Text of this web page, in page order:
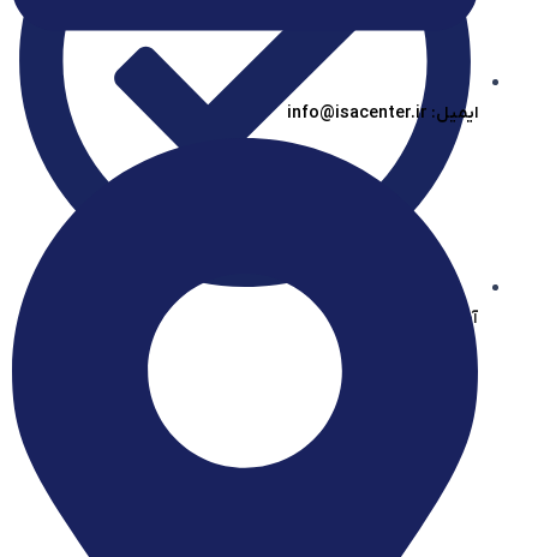
آیساسنتر در بله
ایمیل: info@isacenter.ir